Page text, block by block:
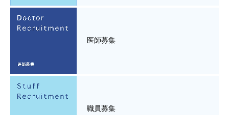
医師募集
職員募集